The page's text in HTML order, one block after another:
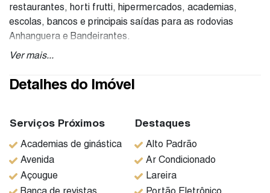
restaurantes, horti frutti, hipermercados, academias,
escolas, bancos e principais saídas para as rodovias
Anhanguera e Bandeirantes.
Agenda já sua visita, sua família merece todo esse
Belíssima casa no Condomínio Malota, 1000 metros de
conceito aberto, com muito conforto e comodidade para a
família curtir momentos agradáveis assistindo filmes com
uma bela lareira para noites frias.
Ver mais...
Detalhes do Imóvel
Serviços Próximos
Academias de ginástica
Avenida
Açougue
Destaques
Alto Padrão
Ar Condicionado
Lareira